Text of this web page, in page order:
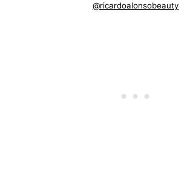
@ricardoalonsobeauty